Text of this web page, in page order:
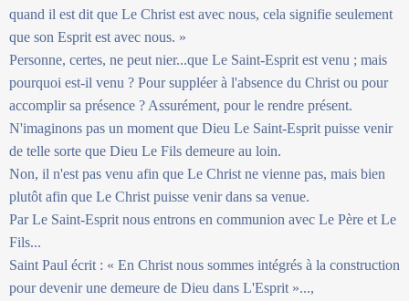
quand il est dit que Le Christ est avec nous, cela signifie seulement
que son Esprit est avec nous. »
Personne, certes, ne peut nier...que Le Saint-Esprit est venu ; mais
pourquoi est-il venu ? Pour suppléer à l'absence du Christ ou pour
accomplir sa présence ? Assurément, pour le rendre présent.
N'imaginons pas un moment que Dieu Le Saint-Esprit puisse venir
de telle sorte que Dieu Le Fils demeure au loin.
Non, il n'est pas venu afin que Le Christ ne vienne pas, mais bien
plutôt afin que Le Christ puisse venir dans sa venue.
Par Le Saint-Esprit nous entrons en communion avec Le Père et Le
Fils...
Saint Paul écrit : « En Christ nous sommes intégrés à la construction
pour devenir une demeure de Dieu dans L'Esprit »...,